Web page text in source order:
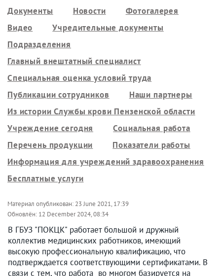
Документы
Новости
Фотогалерея
Видео
Учредительные документы
Подразделения
Главный внештатный специалист
Специальная оценка условий труда
Публикации сотрудников
Наши партнеры
Из истории Службы крови Пензенской области
Учреждение сегодня
Социальная работа
Перечень продукции
Показатели работы
Информация для учреждений здравоохранения
Бесплатные услуги
Материал опубликован: 23 June 2021, 17:39
Обновлён: 12 December 2024, 08:34
В ГБУЗ "ПОКЦК" работает большой и дружный
коллектив медицинских работников, имеющий
высокую профессиональную квалификацию, что
подтверждается соответствующими сертификатами. В
связи с тем, что работа во многом базируется на